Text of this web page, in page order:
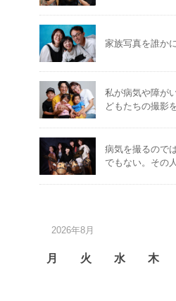
家族写真を誰か
私が病気や障が
どもたちの撮影
病気を撮るので
でもない。その
2026年8月
月 火 水 木